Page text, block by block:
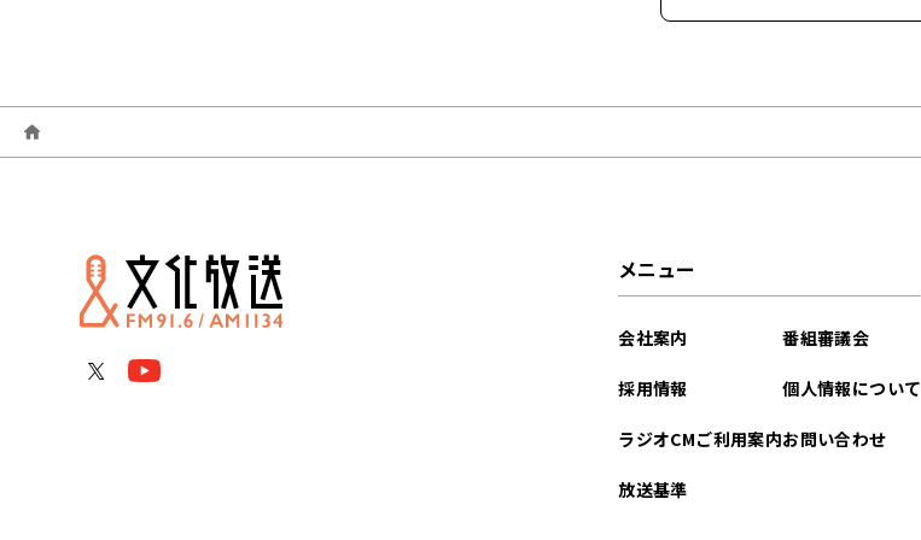
2026年02月
2026年01月
メニュー
会社案内
採用情報
ラジオCMご利用案内
放送基準
番組審議会
個人情報について
お問い合わせ